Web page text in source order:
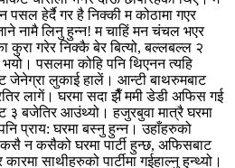
पसल हेर्दै गर है निक्की म कोठामा गएर
नामै लिनु हुन्न! म चाहिं मन चंचल भएर
कुरा गरेर निक्कै बेर बित्यो, बल्लबल्ल २
पसलमा कोहि पनि थिएनन त्यहि
जेनेग्रा लुकाई हालें। आन्टी बाथरुमबाट
लागें। घरमा सदा झैँ ममी डेडी अफिस गई
३ बजेतिर आउंथ्यो। हजुरबुवा मात्रै घरमा
प्राय: घरमा बस्नु हुन्न। उहाँहरुको
न कसैको घरमा पार्टी हुन्छ, अफिसबाट
साथीहरुको पार्टीमा गईहाल्नु हुन्थ्यो।